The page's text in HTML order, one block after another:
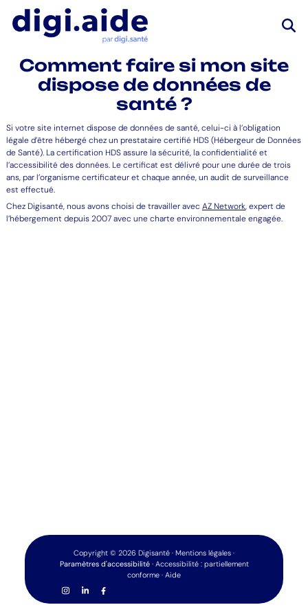
Comment faire si mon site
dispose de données de
santé ?
Si votre site internet dispose de données de santé, celui-ci à l’obligation
légale d’être hébergé chez un prestataire certifié HDS (Hébergeur de Données
de Santé). La certification HDS assure la sécurité, la confidentialité et
l’accessibilité des données. Le certificat est délivré pour une durée de trois
ans, par l’organisme certificateur et chaque année, un audit de surveillance
est effectué.
Chez Digisanté, nous avons choisi de travailler avec AZ Network, expert de
l’hébergement depuis 2007 avec une charte environnementale engagée.
Copyright © 2026 Digisanté · Mentions légales ·
Paramètres d'accessibilité· Accessibilité : partiellement
conforme · Aide